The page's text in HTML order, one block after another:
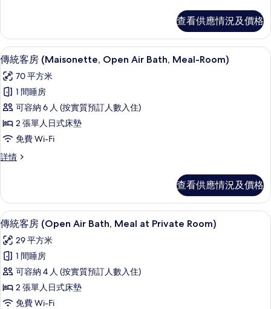
with
Open
Air
Bath
(Check
in
until
18:00)
的
Room
with
Open
Air
Bath
(Check
in
until
18:00)
詳
情
查看供應情況及價格
載
入
所
有
傳
統
房
Open
Air
Bath,
Meal-
Room)
的
相
片
4
傳統客房 (Maisonette, Open Air Bath, Meal-Room)
70 平方米
1 間睡房
可容納 6 人 (按實質預訂人數入住)
2 張單人日式床墊
免費 Wi-Fi
詳情
傳
(Maisonette,
Open
Air
Bath,
Meal-
Room)
詳
情
查看供應情況及價格
載
入
所
有
傳
統
傳統客房 (Open Air Bath, Meal at
7
傳統客房 (Open Air Bath, Meal at Private Room)
29 平方米
1 間睡房
可容納 4 人 (按實質預訂人數入住)
2 張單人日式床墊
免費 Wi-Fi